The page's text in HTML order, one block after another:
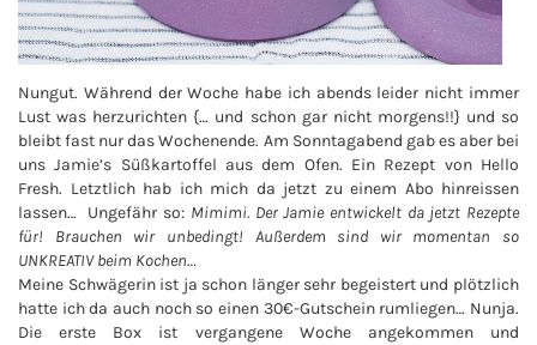
Nungut. Während der Woche habe ich abends leider nicht immer
Lust was herzurichten {… und schon gar nicht morgens!!} und so
bleibt fast nur das Wochenende. Am Sonntagabend gab es aber bei
uns Jamie’s Süßkartoffel aus dem Ofen. Ein Rezept von Hello
Fresh. Letztlich hab ich mich da jetzt zu einem Abo hinreissen
lassen… Ungefähr so: Mimimi. Der Jamie entwickelt da jetzt Rezepte
für! Brauchen wir unbedingt! Außerdem sind wir momentan so
UNKREATIV beim Kochen…
Meine Schwägerin ist ja schon länger sehr begeistert und plötzlich
hatte ich da auch noch so einen 30€-Gutschein rumliegen… Nunja.
Die erste Box ist vergangene Woche angekommen und